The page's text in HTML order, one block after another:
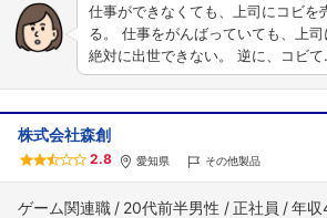
仕事ができなくても、上司にコビを
る。 仕事をがんばっていても、上
絶対に出世できない。 逆に、コビ
株式会社森創
2.8 愛知県 その他製品
ゲーム関連職 20代前半男性 正社員 年